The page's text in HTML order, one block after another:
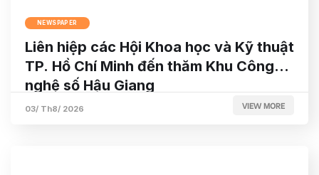
NEWSPAPER
Liên hiệp các Hội Khoa học và Kỹ thuật
TP. Hồ Chí Minh đến thăm Khu Công
nghệ số Hậu Giang
03/ Th8/ 2026 VIEW MORE